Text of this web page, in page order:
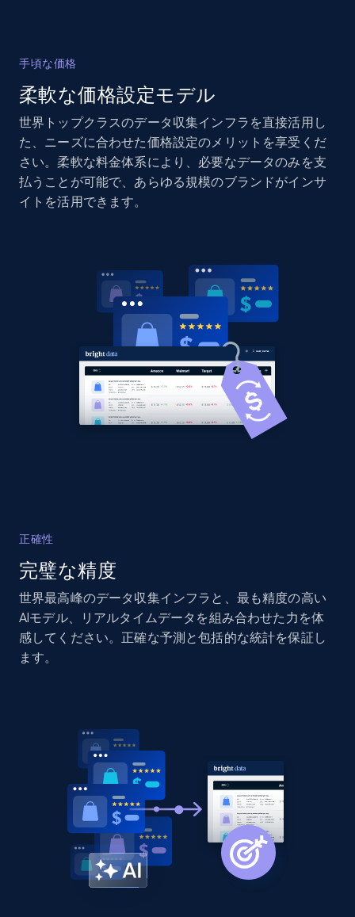
2.1K+ 355+ 今すぐ始める
Home Depot US - Discover products by
specified URL
URL, Domain, Country code, Model number,
355+ 今すぐ始める
Home Depot US - Discover products by
specified UPC
URL, Domain, Country code, Model number,
Sku, Product id, Product name, Manufacturer,
Home Depot US - Discovery products by
specific category URL
URL, Domain, Country code, Model number,
Sku, Product id, Product name, Manufacturer,
and more.
Amazon products global dataset
Title, Seller name, Brand, Description, Initial
price, Currency, Availability, Reviews count, and
more.
2.1K+ 375+ 今すぐ始める
手頃な価格
柔軟な価格設定モデル
世界トップクラスのデータ収集インフラを直接活用し
た、ニーズに合わせた価格設定のメリットを享受くだ
さい。柔軟な料金体系により、必要なデータのみを支
払うことが可能で、あらゆる規模のブランドがインサ
イトを活用できます。
正確性
完璧な精度
世界最高峰のデータ収集インフラと、最も精度の高い
AIモデル、リアルタイムデータを組み合わせた力を体
感してください。正確な予測と包括的な統計を保証し
ます。